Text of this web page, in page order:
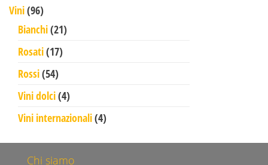
Vini 9696 prodotti
Bianchi 2121 prodotti
Rosati 1717 prodotti
Rossi 5454 prodotti
Vini dolci 44 prodotti
Vini internazionali 44 prodotti
Chi siamo